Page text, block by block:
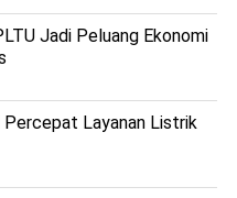
Jadi Peluang Ekonomi
Layanan Listrik